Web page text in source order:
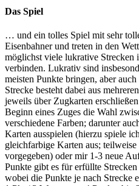
Das Spiel
… und ein tolles Spiel mit sehr
Eisenbahner und treten in den
möglichst viele lukrative Strecken
verbinden. Lukrativ sind
meisten Punkte bringen, aber
Strecke besteht dabei aus
jeweils über Zugkarten
Beginn eines Zuges die Wahl
verschiedene Farben; darunter
Karten ausspielen (hierzu spiele
gleichfarbige Karten aus;
vorgegeben) oder mir 1-3 neue
Punkte gibt es für erfüllte
wobei die Punkte je nach Strecke